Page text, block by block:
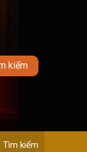
Tìm kiếm